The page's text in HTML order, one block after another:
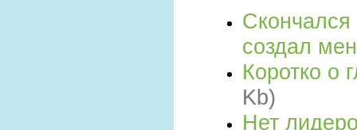
создал
Коротко о
Kb)
Нет